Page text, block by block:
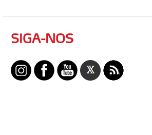
SIGA-NOS